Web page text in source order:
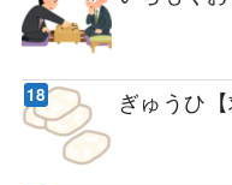
ぎゅうひ